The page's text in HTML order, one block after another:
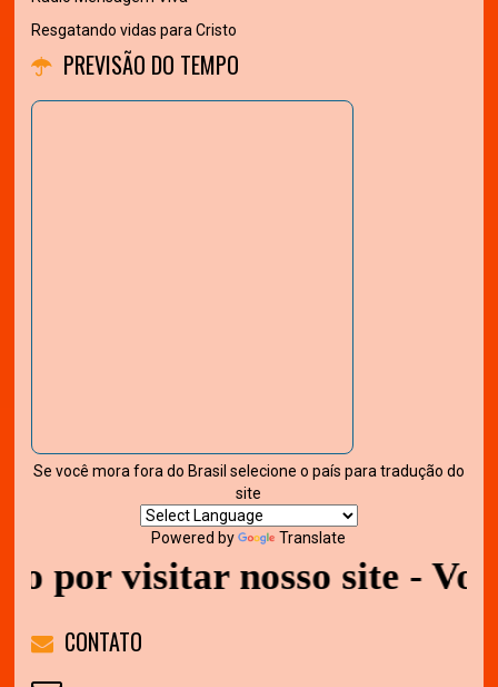
Resgatando vidas para Cristo
PREVISÃO DO TEMPO
Se você mora fora do Brasil selecione o país para tradução do
site
Powered by Translate
nosso site - Volte
CONTATO